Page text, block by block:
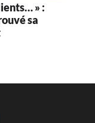
» :
sa